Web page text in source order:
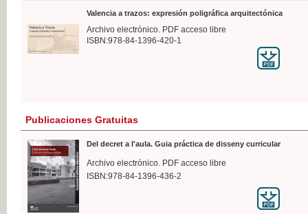
Valencia a trazos: expresión poligráfica arquitectónica
Archivo electrónico. PDF acceso libre
ISBN:978-84-1396-420-1
Publicaciones Gratuitas
Del decret a l'aula. Guia práctica de disseny curricular
Archivo electrónico. PDF acceso libre
ISBN:978-84-1396-436-2